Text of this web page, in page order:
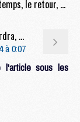
Match : Le match, ses choix, la mi-temps, le retour, etc, la conf' complète de Luis Enrique après PSG/Real Sociedad (2-0)
Match : Luis Enrique : « Si on doit perdre, on perdra, mais on devait faire plus »
à 0:07
l'article sous les